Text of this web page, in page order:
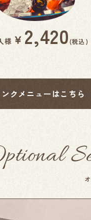
様 ￥ 2,420(税込)
ンクメニューはこちら